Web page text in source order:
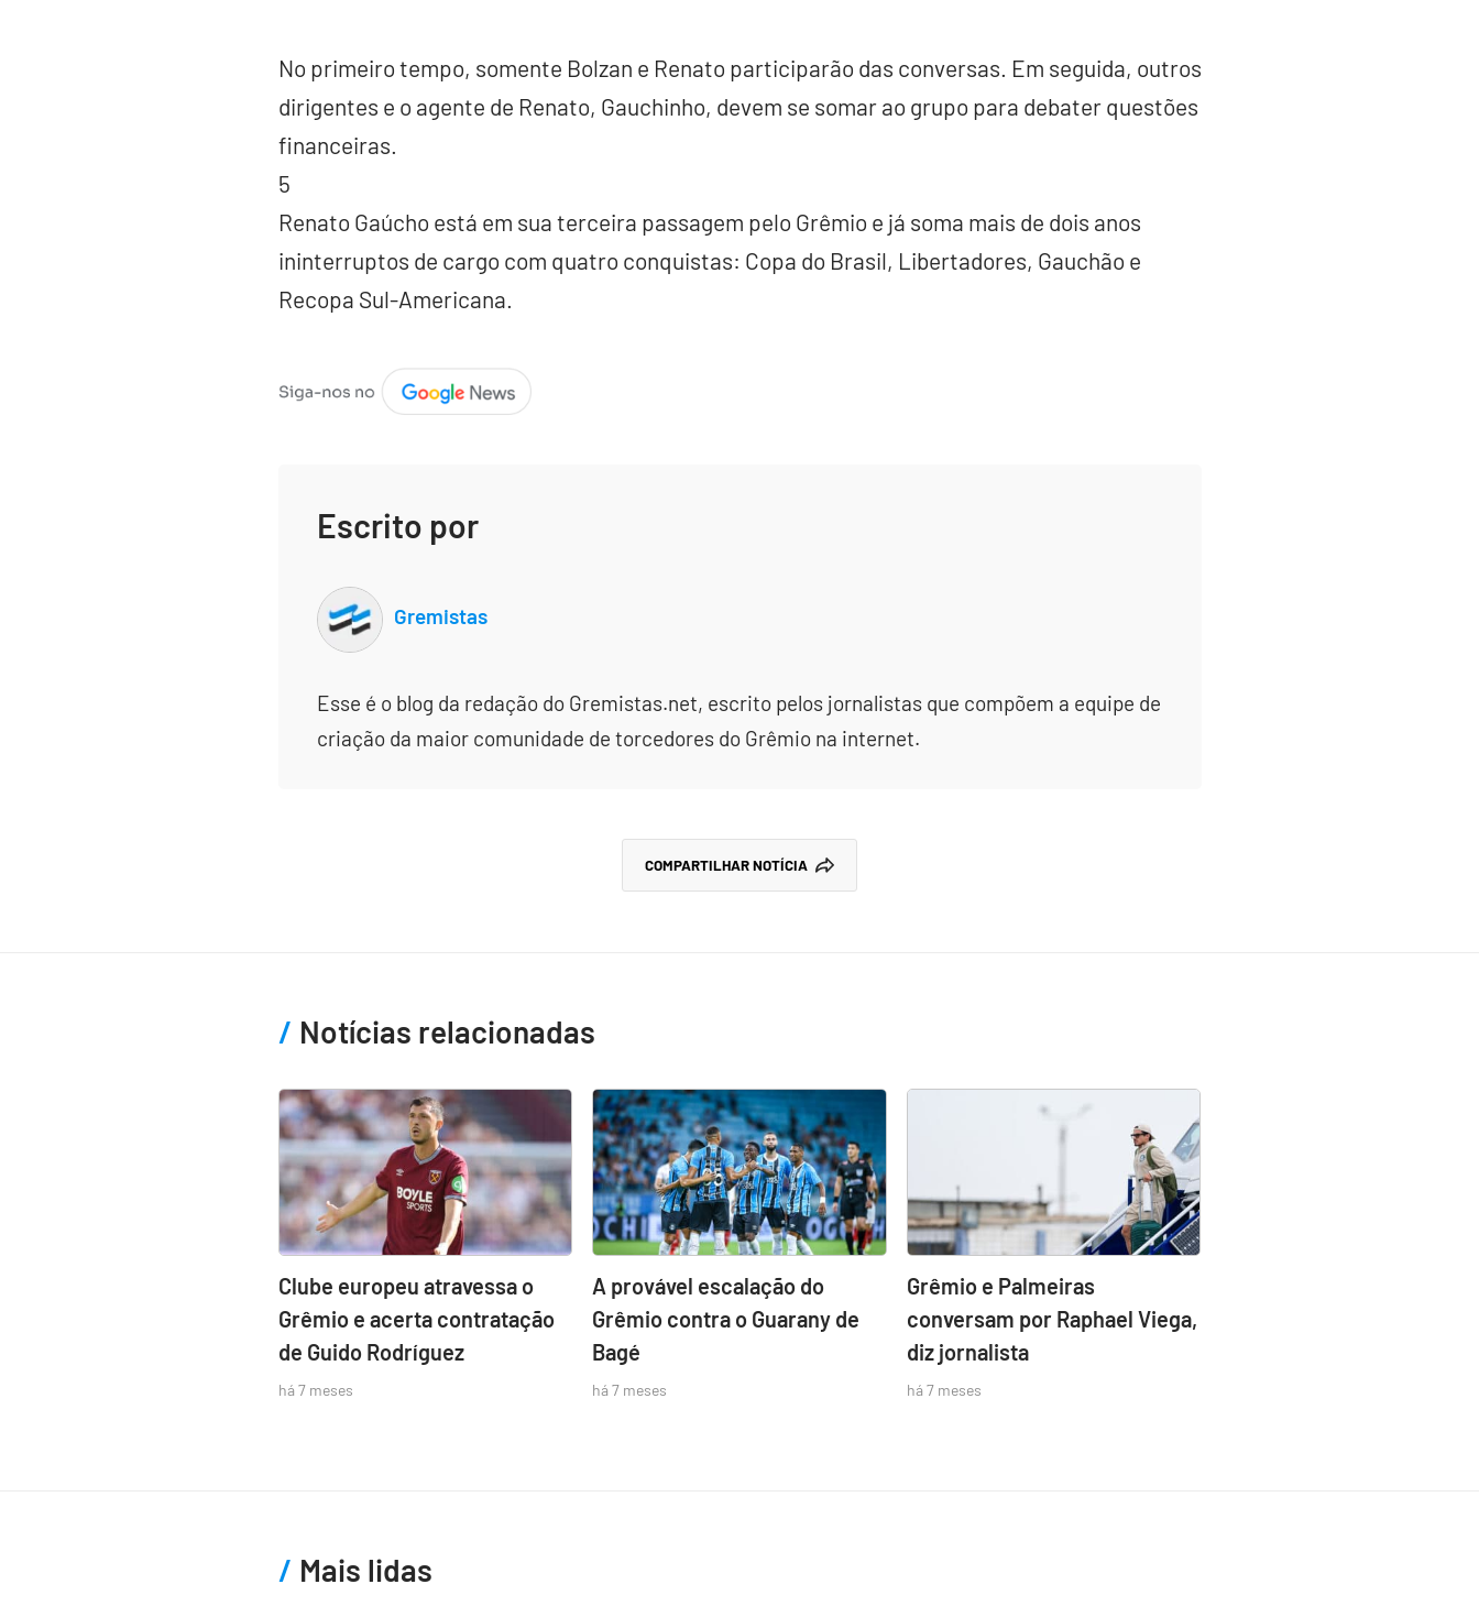
No primeiro tempo, somente Bolzan e Renato participarão das conversas. Em seguida, outros
dirigentes e o agente de Renato, Gauchinho, devem se somar ao grupo para debater questões
financeiras.
5
Renato Gaúcho está em sua terceira passagem pelo Grêmio e já soma mais de dois anos
ininterruptos de cargo com quatro conquistas: Copa do Brasil, Libertadores, Gauchão e
Recopa Sul-Americana.
Escrito por
Gremistas
Esse é o blog da redação do Gremistas.net, escrito pelos jornalistas que compõem a equipe de
criação da maior comunidade de torcedores do Grêmio na internet.
COMPARTILHAR NOTÍCIA
Notícias relacionadas
Clube europeu atravessa o
Grêmio e acerta contratação
de Guido Rodríguez
há 7 meses
A provável escalação do
Grêmio contra o Guarany de
Bagé
há 7 meses
Grêmio e Palmeiras
conversam por Raphael Viega,
diz jornalista
há 7 meses
Mais lidas